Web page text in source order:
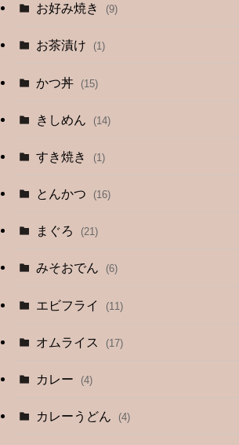
お好み焼き (9)
お茶漬け (1)
かつ丼 (15)
きしめん (14)
すき焼き (1)
とんかつ (16)
まぐろ (21)
みそおでん (6)
エビフライ (11)
オムライス (17)
カレー (4)
カレーうどん (4)